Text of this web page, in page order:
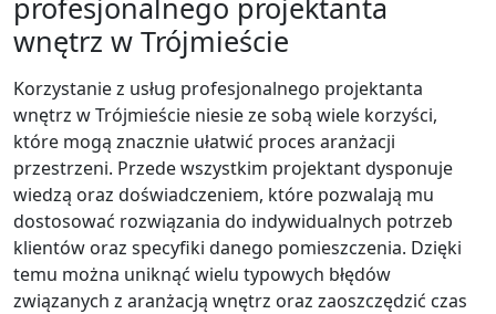
profesjonalnego projektanta
wnętrz w Trójmieście
Korzystanie z usług profesjonalnego projektanta
wnętrz w Trójmieście niesie ze sobą wiele korzyści,
które mogą znacznie ułatwić proces aranżacji
przestrzeni. Przede wszystkim projektant dysponuje
wiedzą oraz doświadczeniem, które pozwalają mu
dostosować rozwiązania do indywidualnych potrzeb
klientów oraz specyfiki danego pomieszczenia. Dzięki
temu można uniknąć wielu typowych błędów
związanych z aranżacją wnętrz oraz zaoszczędzić czas